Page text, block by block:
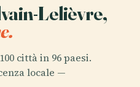
Lelièvre,
città in 96 paesi.
locale —